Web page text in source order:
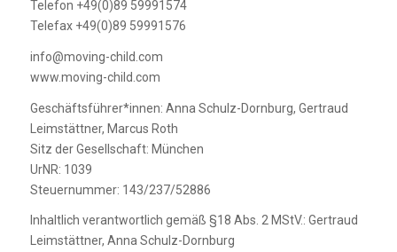
Telefon +49(0)89 59991574
Telefax +49(0)89 59991576
info@moving-child.com
www.moving-child.com
Geschäftsführer*innen: Anna Schulz-Dornburg, Gertraud
Leimstättner, Marcus Roth
Sitz der Gesellschaft: München
UrNR: 1039
Steuernummer: 143/237/52886
Inhaltlich verantwortlich gemäß §18 Abs. 2 MStV.: Gertraud
Leimstättner, Anna Schulz-Dornburg